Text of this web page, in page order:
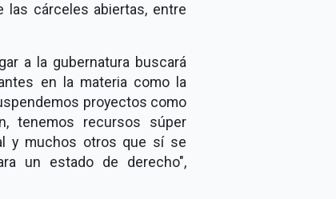
cárceles abiertas, entre
a la gubernatura buscará
en la materia como la
proyectos como
tenemos recursos súper
y muchos otros que sí se
un estado de derecho",